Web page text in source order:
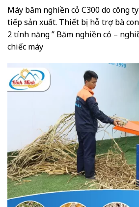
Máy băm nghiền cỏ C300 do công
tiếp sản xuất. Thiết bị hỗ trợ bà
2 tính năng ” Băm nghiền cỏ –
chiếc máy